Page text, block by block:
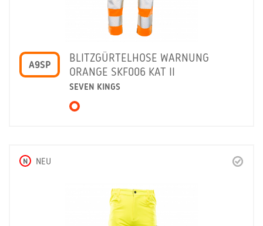
A9SP
BLITZGÜRTELHOSE WARNUNG
ORANGE SKF006 KAT II
SEVEN KINGS
N NEU